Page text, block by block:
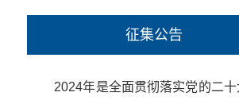
征集公告
2024年是全面贯彻落实党的二十